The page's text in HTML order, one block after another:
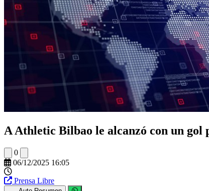
A Athletic Bilbao le alcanzó con un
0
06/12/2025 16:05
Prensa Libre